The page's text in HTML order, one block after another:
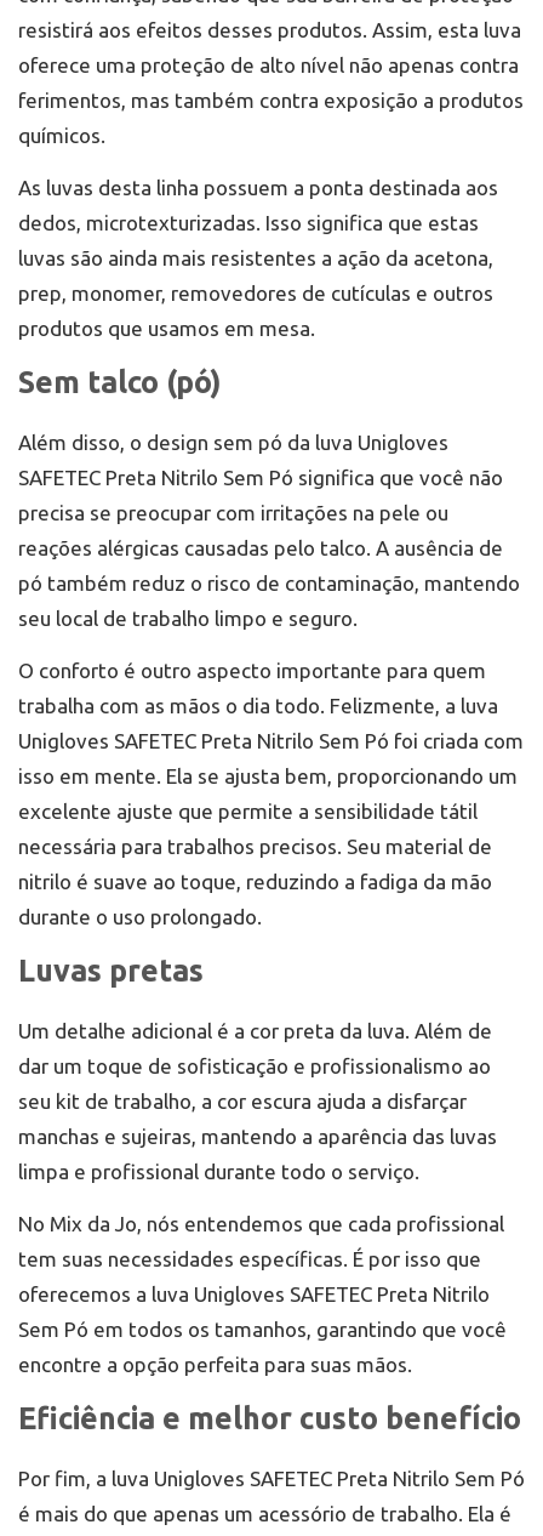
resistirá aos efeitos desses produtos. Assim, esta luva
oferece uma proteção de alto nível não apenas contra
ferimentos, mas também contra exposição a produtos
químicos.
As luvas desta linha possuem a ponta destinada aos
dedos, microtexturizadas. Isso significa que estas
luvas são ainda mais resistentes a ação da acetona,
prep, monomer, removedores de cutículas e outros
produtos que usamos em mesa.
Sem talco (pó)
Além disso, o design sem pó da luva Unigloves
SAFETEC Preta Nitrilo Sem Pó significa que você não
precisa se preocupar com irritações na pele ou
reações alérgicas causadas pelo talco. A ausência de
pó também reduz o risco de contaminação, mantendo
seu local de trabalho limpo e seguro.
O conforto é outro aspecto importante para quem
trabalha com as mãos o dia todo. Felizmente, a luva
Unigloves SAFETEC Preta Nitrilo Sem Pó foi criada com
isso em mente. Ela se ajusta bem, proporcionando um
excelente ajuste que permite a sensibilidade tátil
necessária para trabalhos precisos. Seu material de
nitrilo é suave ao toque, reduzindo a fadiga da mão
durante o uso prolongado.
Luvas pretas
Um detalhe adicional é a cor preta da luva. Além de
dar um toque de sofisticação e profissionalismo ao
seu kit de trabalho, a cor escura ajuda a disfarçar
manchas e sujeiras, mantendo a aparência das luvas
limpa e profissional durante todo o serviço.
No Mix da Jo, nós entendemos que cada profissional
tem suas necessidades específicas. É por isso que
oferecemos a luva Unigloves SAFETEC Preta Nitrilo
Sem Pó em todos os tamanhos, garantindo que você
encontre a opção perfeita para suas mãos.
Eficiência e melhor custo benefício
Por fim, a luva Unigloves SAFETEC Preta Nitrilo Sem Pó
é mais do que apenas um acessório de trabalho. Ela é